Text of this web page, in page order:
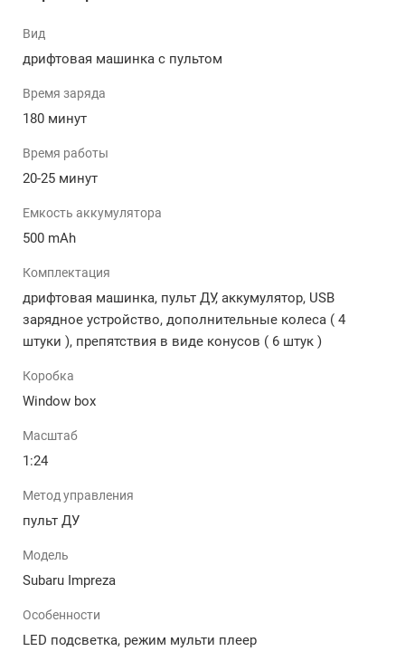
радиоуправление делают эту модель стильной и
маневренной.
Основные особенности радиоуправляемой
гоночной машинки:
Дрифтовое Искусство: Почувствуйте
максимальный контроль благодаря передовой
возможности для дрифтования и виртуозных
маневров.
гарантирует вам быстрый старт и плавное
ускорение, доставляя настоящее удовольствие
от гонок.
Устойчивость к Царапинам: Изготовленная из
прочного АБС-пластика, машинка не только
стильная, но и неуязвима к повреждениям,
обеспечивая долгий срок службы вашего
Яркие LED-Фары: Ночные гонки становятся еще
реалистичным.
Режим Мультиплеера: Пригласите друзей на трек!
Данный режим позволяет разделить радость
гонок и соперничества, создавая неповторимые
моменты. А именно несколько игроков могут
участвовать в совместном взаимодействии или
соревновании в рамках одной и той же игровой
Минимальное сопротивление: использование
Вид
дрифтовая машинка с пультом
Время заряда
180 минут
Время работы
20-25 минут
Емкость аккумулятора
500 mAh
Комплектация
дрифтовая машинка, пульт ДУ, аккумулятор, USB
зарядное устройство, дополнительные колеса ( 4
штуки ), препятствия в виде конусов ( 6 штук )
Коробка
Window box
Масштаб
1:24
Метод управления
пульт ДУ
Модель
Subaru Impreza
Особенности
LED подсветка, режим мульти плеер